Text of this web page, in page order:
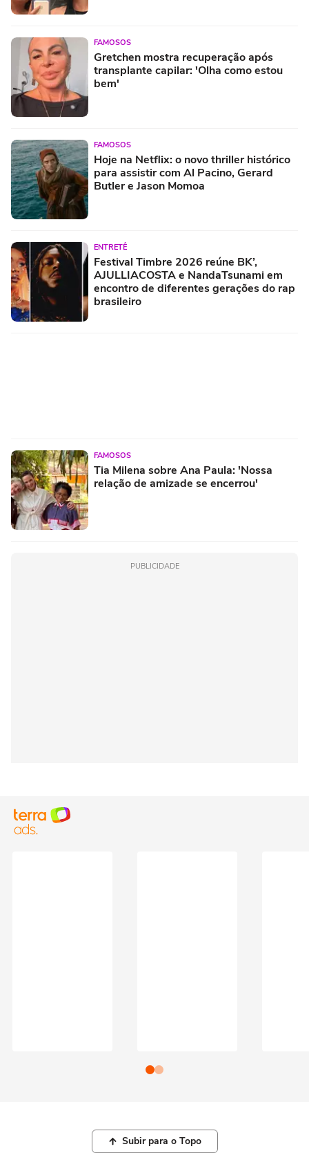
FAMOSOS
Gretchen mostra recuperação após
transplante capilar: 'Olha como estou
bem'
FAMOSOS
Hoje na Netflix: o novo thriller histórico
para assistir com Al Pacino, Gerard
Butler e Jason Momoa
ENTRETÊ
Festival Timbre 2026 reúne BK’,
AJULLIACOSTA e NandaTsunami em
encontro de diferentes gerações do rap
brasileiro
FAMOSOS
Tia Milena sobre Ana Paula: 'Nossa
relação de amizade se encerrou'
PUBLICIDADE
Subir para o Topo